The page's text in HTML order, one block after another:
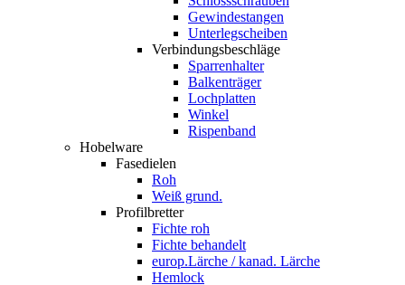
Gewindestangen
Unterlegscheiben
Verbindungsbeschläge
Sparrenhalter
Balkenträger
Lochplatten
Winkel
Rispenband
Hobelware
Fasedielen
Roh
Weiß grund.
Profilbretter
Fichte roh
Fichte behandelt
europ.Lärche / kanad. Lärche
Hemlock